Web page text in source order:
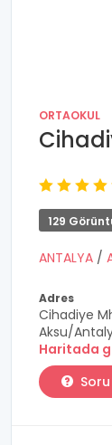
ORTAOKUL
129
ANTALYA /
Adres
Cihadiye
Aksu/
Haritada